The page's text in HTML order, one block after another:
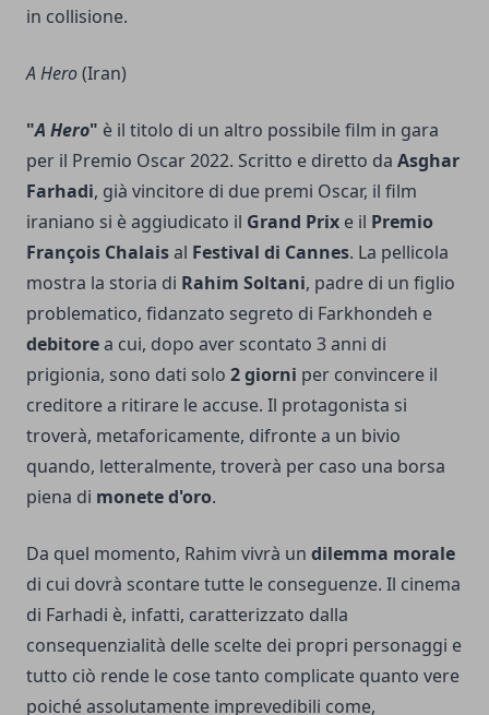
in collisione.
A Hero(Iran)
"A Hero" è il titolo di un altro possibile film in gara
per il Premio Oscar 2022. Scritto e diretto da Asghar
Farhadi, già vincitore di due premi Oscar, il film
iraniano si è aggiudicato il Grand Prix e il Premio
François Chalaisal Festival di Cannes. La pellicola
mostra la storia di Rahim Soltani, padre di un figlio
problematico, fidanzato segreto di Farkhondeh e
debitorea cui, dopo aver scontato 3 anni di
prigionia, sono dati solo 2 giorni per convincere il
creditore a ritirare le accuse. Il protagonista si
troverà, metaforicamente, difronte a un bivio
quando, letteralmente, troverà per caso una borsa
piena di monete d'oro.
Da quel momento, Rahim vivrà un dilemma morale
di cui dovrà scontare tutte le conseguenze. Il cinema
di Farhadi è, infatti, caratterizzato dalla
consequenzialità delle scelte dei propri personaggi e
tutto ciò rende le cose tanto complicate quanto vere
poiché assolutamente imprevedibili come,